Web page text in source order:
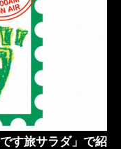
す旅サラダ」で紹